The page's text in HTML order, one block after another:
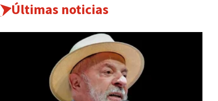
Últimas noticias